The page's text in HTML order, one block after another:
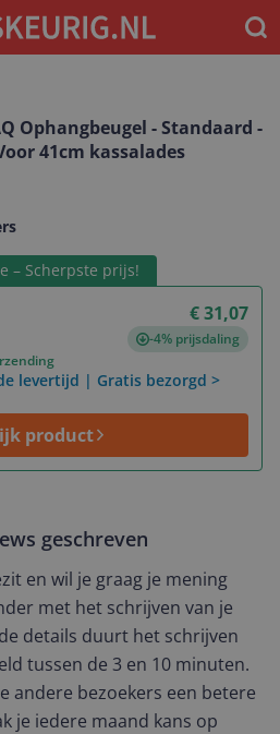
Ophangbeugel - Standaard -
41cm kassalades
– Scherpste prijs!
€ 31,07
-4% prijsdaling
levertijd | Gratis bezorgd >
product
geschreven
en wil je graag je mening
met het schrijven van je
details duurt het schrijven
tussen de 3 en 10 minuten.
andere bezoekers een betere
je iedere maand kans op